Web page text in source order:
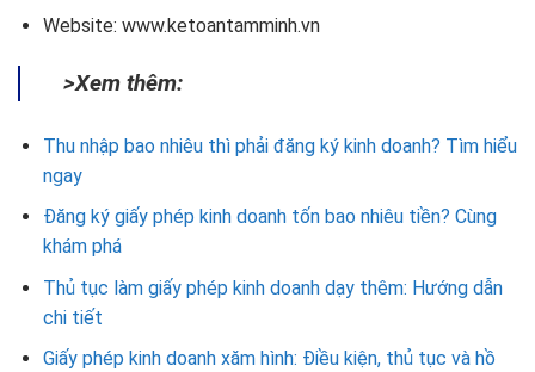
Website: www.ketoantamminh.vn
>Xem thêm:
Thu nhập bao nhiêu thì phải đăng ký kinh doanh? Tìm hiểu
ngay
Đăng ký giấy phép kinh doanh tốn bao nhiêu tiền? Cùng
khám phá
Thủ tục làm giấy phép kinh doanh dạy thêm: Hướng dẫn
chi tiết
Giấy phép kinh doanh xăm hình: Điều kiện, thủ tục và hồ